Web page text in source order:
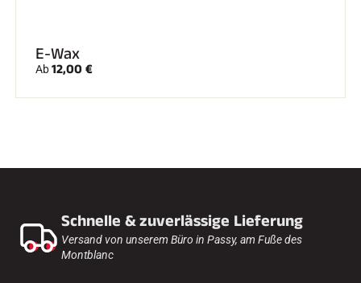
E-Wax
Ab12,00 €
Schnelle & zuverlässige Lieferung
Versand von unserem Büro in Passy, am Fuße des
Montblanc